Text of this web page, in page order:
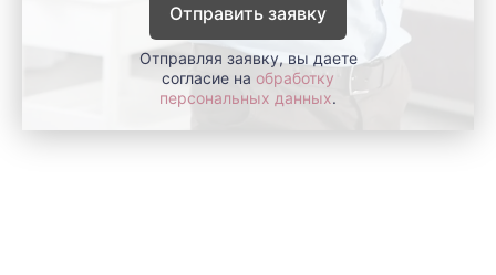
Отправить заявку
Отправляя заявку, вы даете
согласие на обработку
персональных данных.